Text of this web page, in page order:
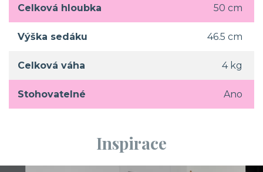
Celková hloubka 50 cm
Výška sedáku 46.5 cm
Celková váha 4 kg
Stohovatelné Ano
Inspirace